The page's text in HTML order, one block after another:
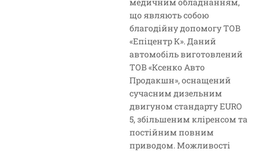
що являють собою
благодійну допомогу ТОВ
«Епіцентр К». Даний
автомобіль виготовлений
ТОВ «Ксенко Авто
Продакшн», оснащений
сучасним дизельним
двигуном стандарту EURO
5, збільшеним кліренсом та
постійним повним
приводом. Можливості